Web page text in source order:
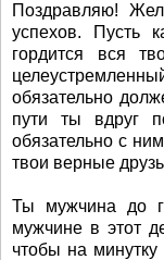
Поздравляю!
успехов. Пусть
гордится вся
обязательно
пути ты вдруг
обязательно с
твои верные
Ты мужчина до
мужчине в этот
чтобы на минутку